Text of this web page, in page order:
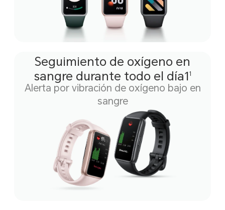
Seguimiento de oxígeno en
sangre durante todo el día11
Alerta por vibración de oxígeno bajo en
sangre